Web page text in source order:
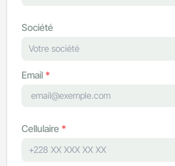
Société
Email *
Cellulaire *